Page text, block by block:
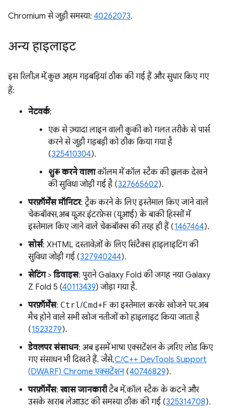
Chromium से जुड़ी समस्या: 40262073.
अन्य हाइलाइट
इस रिलीज़ में, कुछ अहम गड़बड़ियां ठीक की गई हैं और सुधार किए गए
हैं:
नेटवर्क:
एक से ज़्यादा लाइन वाली कुकी को गलत तरीके से पार्स
करने से जुड़ी गड़बड़ी को ठीक किया गया है
(325410304).
शुरू करने वालाकॉलम में कॉल स्टैक की झलक देखने
की सुविधा जोड़ी गई है (327665602).
परफ़ॉर्मेंस मॉनिटर: ट्रैक करने के लिए इस्तेमाल किए जाने वाले
चेकबॉक्स, अब यूज़र इंटरफ़ेस (यूआई) के बाकी हिस्सों में
इस्तेमाल किए जाने वाले चेकबॉक्स की तरह ही हैं (1467464).
सोर्स: XHTML दस्तावेज़ों के लिए सिंटैक्स हाइलाइटिंग की
सुविधा जोड़ी गई (327940244).
सेटिंग>डिवाइस: पुराने Galaxy Fold की जगह नया Galaxy
Z Fold 5 (40113439) जोड़ा गया है.
परफ़ॉर्मेंस: Ctrl/Cmd+ F का इस्तेमाल करके खोजने पर, अब
मैच होने वाले सभी खोज नतीजों को हाइलाइट किया जाता है
(1523279).
डेवलपर संसाधन: अब इसमें भाषा एक्सटेंशन के ज़रिए लोड किए
गए संसाधन भी दिखते हैं. जैसे,C/C++ DevTools Support
(DWARF) Chrome एक्सटेंशन(40746829).
परफ़ॉर्मेंस: खास जानकारीटैब में, कॉल स्टैक के कटने और
उसके खराब लेआउट की समस्या ठीक की गई (325314708).